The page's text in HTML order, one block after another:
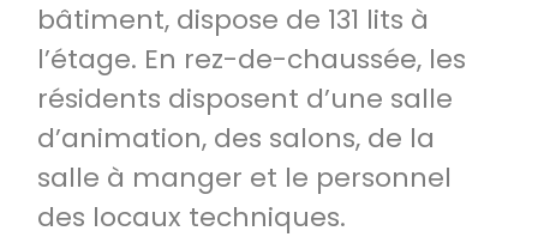
bâtiment, dispose de 131 lits à
l’étage. En rez-de-chaussée, les
résidents disposent d’une salle
d’animation, des salons, de la
salle à manger et le personnel
des locaux techniques.